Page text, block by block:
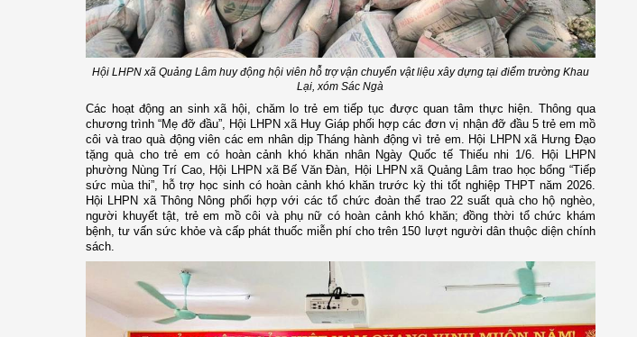
Hội LHPN xã Quảng Lâm huy động hội viên hỗ trợ vận chuyển vật liệu xây dựng tại điểm trường Khau
Lại, xóm Sác Ngà
Các hoạt động an sinh xã hội, chăm lo trẻ em tiếp tục được quan tâm thực hiện. Thông qua
chương trình “Mẹ đỡ đầu”, Hội LHPN xã Huy Giáp phối hợp các đơn vị nhận đỡ đầu 5 trẻ em mồ
côi và trao quà động viên các em nhân dịp Tháng hành động vì trẻ em. Hội LHPN xã Hưng Đạo
tặng quà cho trẻ em có hoàn cảnh khó khăn nhân Ngày Quốc tế Thiếu nhi 1/6. Hội LHPN
phường Nùng Trí Cao, Hội LHPN xã Bế Văn Đàn, Hội LHPN xã Quảng Lâm trao học bổng “Tiếp
sức mùa thi”, hỗ trợ học sinh có hoàn cảnh khó khăn trước kỳ thi tốt nghiệp THPT năm 2026.
Hội LHPN xã Thông Nông phối hợp với các tổ chức đoàn thể trao 22 suất quà cho hộ nghèo,
người khuyết tật, trẻ em mồ côi và phụ nữ có hoàn cảnh khó khăn; đồng thời tổ chức khám
bệnh, tư vấn sức khỏe và cấp phát thuốc miễn phí cho trên 150 lượt người dân thuộc diện chính
sách.